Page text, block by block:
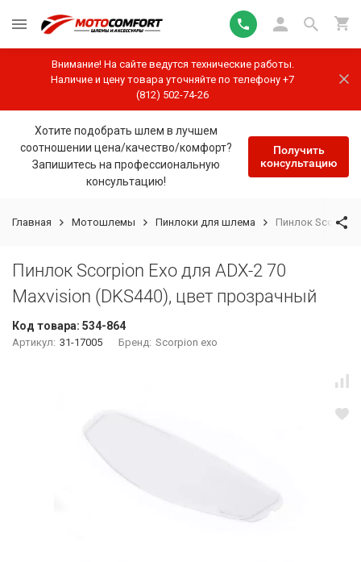
Внимание! На сайте ведутся технические работы.
Наличие и цену товара уточняйте по телефону +7
(812) 502-74-26
Хотите подобрать шлем в лучшем
соотношении цена/качество/комфорт?
Запишитесь на профессиональную
консультацию!
Получить
консультацию
Главная Мотошлемы Пинлоки для шлема Пинлок Scorpion
Пинлок Scorpion Exo для ADX-2 70
Maxvision (DKS440), цвет прозрачный
Код товара: 534-864
Артикул: 31-17005 Бренд: Scorpion exo